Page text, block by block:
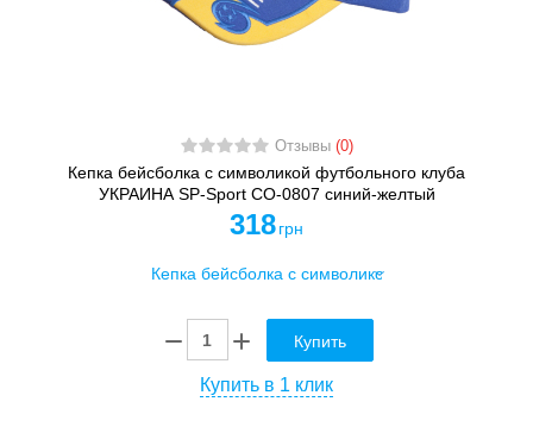
Отзывы (0)
Кепка бейсболка с символикой футбольного клуба
УКРАИНА SP-Sport CO-0807 синий-желтый
318 грн
Купить
Купить в 1 клик